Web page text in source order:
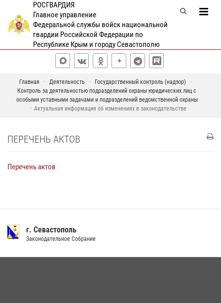
РОСГВАРДИЯ
Главное управление
Федеральной службы войск национальной
гвардии Российской Федерации по
Республике Крым и городу Севастополю
Главная Деятельность
Государственный контроль (надзор)
Контроль за деятельностью подразделений охраны юридических лиц с
особыми уставными задачами и подразделений ведомственной охраны
Актуальная информация об изменениях в законодательстве
ПЕРЕЧЕНЬ АКТОВ
Перечень актов
г. Севастополь
Законодательное Собрание